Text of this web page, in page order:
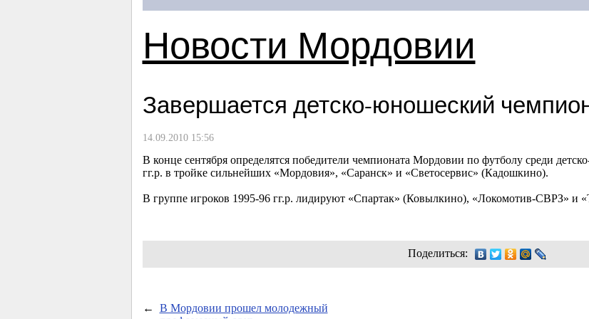
Новости Мордовии
Завершается детско-юношеский
14.09.2010 15:56
В конце сентября определятся победители чемпионата Мордовии по футболу среди
гг.р. в тройке сильнейших «Мордовия», «Саранск» и «Светосервис» (Кадошкино).
В группе игроков 1995-96гг.р. лидируют «Спартак» (Ковылкино), «Локомотив-СВРЗ» и
Поделиться:
←
В Мордовии прошел молодежный